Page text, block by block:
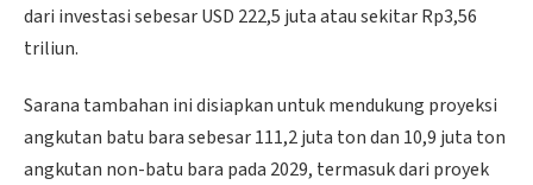
dari investasi sebesar USD 222,5 juta atau sekitar Rp3,56
triliun.
Sarana tambahan ini disiapkan untuk mendukung proyeksi
angkutan batu bara sebesar 111,2 juta ton dan 10,9 juta ton
angkutan non-batu bara pada 2029, termasuk dari proyek